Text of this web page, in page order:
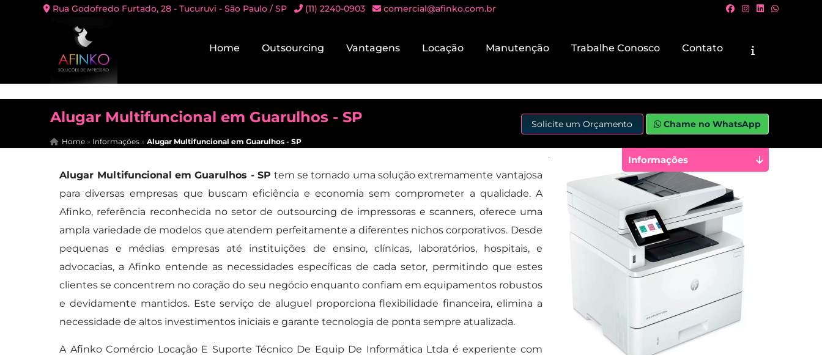
Rua Godofredo Furtado, 28 - Tucuruvi - São Paulo / SP (11) 2240-0903 comercial@afinko.com.br
Home Outsourcing Vantagens Locação Manutenção Trabalhe Conosco Contato
Alugar Multifuncional em Guarulhos - SP
Home » Informações »Alugar Multifuncional em Guarulhos - SP
Solicite um Orçamento Chame no WhatsApp
Alugar Multifuncional em Guarulhos - SP tem se tornado uma solução extremamente vantajosa
para diversas empresas que buscam eficiência e economia sem comprometer a qualidade. A
Afinko, referência reconhecida no setor de outsourcing de impressoras e scanners, oferece uma
ampla variedade de modelos que atendem perfeitamente a diferentes nichos corporativos. Desde
pequenas e médias empresas até instituições de ensino, clínicas, laboratórios, hospitais, e
advocacias, a Afinko entende as necessidades específicas de cada setor, permitindo que estes
clientes se concentrem no coração do seu negócio enquanto confiam em equipamentos robustos
e devidamente mantidos. Este serviço de aluguel proporciona flexibilidade financeira, elimina a
necessidade de altos investimentos iniciais e garante tecnologia de ponta sempre atualizada.
A Afinko Comércio Locação E Suporte Técnico De Equip De Informática Ltda é experiente com
Informações